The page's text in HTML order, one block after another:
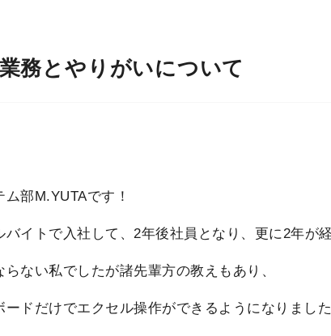
務とやりがいについて
部M.YUTAです！
イトで入社して、2年後社員となり、更に2年が経
ない私でしたが諸先輩方の教えもあり、
ドだけでエクセル操作ができるようになりました